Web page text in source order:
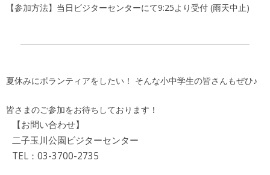
【参加方法】当日ビジターセンターにて9:25より受付 (雨天中止)
夏休みにボランティアをしたい！ そんな小中学生の皆さんもぜひ♪
皆さまのご参加をお待ちしております！
【お問い合わせ】
二子玉川公園ビジターセンター
TEL：03-3700-2735